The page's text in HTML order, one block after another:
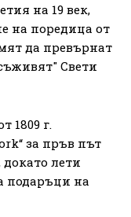
на 19 век,
на поредица от
да превърнат
Свети
1809 г.
за пръв път
лети
подаръци на